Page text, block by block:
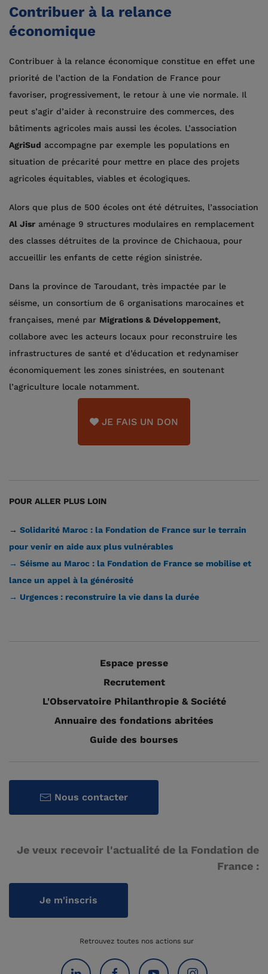
Contribuer à la relance
économique
Contribuer à la relance économique constitue en effet une
priorité de l’action de la Fondation de France pour
favoriser, progressivement, le retour à une vie normale. Il
peut s’agir d’aider à reconstruire des commerces, des
bâtiments agricoles mais aussi les écoles. L’association
AgriSud accompagne par exemple les populations en
situation de précarité pour mettre en place des projets
agricoles équitables, viables et écologiques.
Alors que plus de 500 écoles ont été détruites, l’association
Al Jisr aménage 9 structures modulaires en remplacement
des classes détruites de la province de Chichaoua, pour
accueillir les enfants de cette région sinistrée.
Dans la province de Taroudant, très impactée par le
séisme, un consortium de 6 organisations marocaines et
françaises, mené par Migrations & Développement,
collabore avec les acteurs locaux pour reconstruire les
infrastructures de santé et d’éducation et redynamiser
économiquement les zones sinistrées, en soutenant
l’agriculture locale notamment.
JE FAIS UN DON
POUR ALLER PLUS LOIN
→ Solidarité Maroc : la Fondation de France sur le terrain
pour venir en aide aux plus vulnérables
→ Séisme au Maroc : la Fondation de France se mobilise et
lance un appel à la générosité
→ Urgences : reconstruire la vie dans la durée
Espace presse
Recrutement
L'Observatoire Philanthropie & Société
Annuaire des fondations abritées
Guide des bourses
Nous contacter
Je veux recevoir l'actualité de la Fondation de
France :
Je m'inscris
Retrouvez toutes nos actions sur